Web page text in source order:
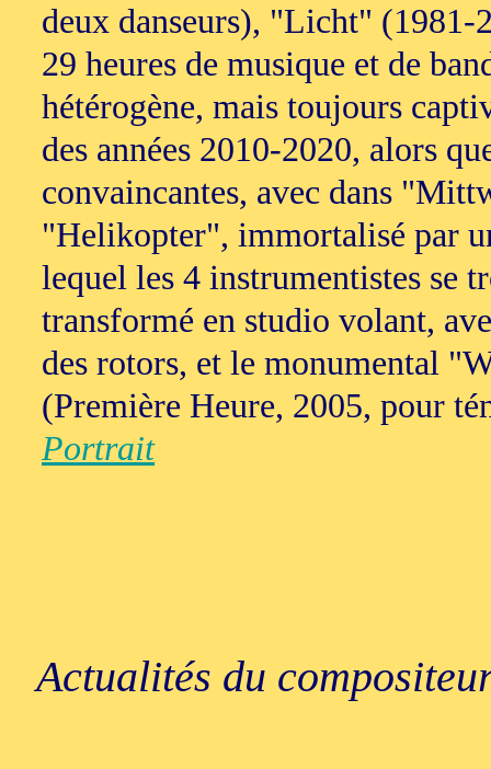
deux danseurs), "Licht" (1981-
29 heures de musique et de
hétérogène, mais toujours
des années 2010-2020, alors
convaincantes, avec dans
"Helikopter", immortalisé par
lequel les 4 instrumentistes se
transformé en studio volant,
des rotors, et le monumental
(Première Heure, 2005, pour
Portrait
Actualités du